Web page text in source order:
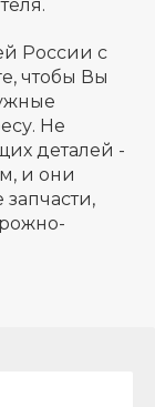
России с
чтобы Вы
Не
деталей -
и они